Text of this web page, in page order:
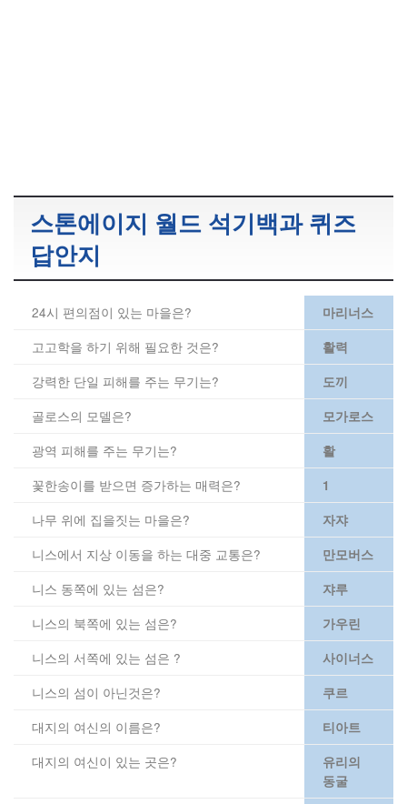
스톤에이지 월드 석기백과 퀴즈
답안지
24시 편의점이 있는 마을은? 마리너스
고고학을 하기 위해 필요한 것은? 활력
강력한 단일 피해를 주는 무기는? 도끼
골로스의 모델은? 모가로스
광역 피해를 주는 무기는? 활
꽃한송이를 받으면 증가하는 매력은? 1
나무 위에 집을짓는 마을은? 자쟈
니스에서 지상 이동을 하는 대중 교통은? 만모버스
니스 동쪽에 있는 섬은? 쟈루
니스의 북쪽에 있는 섬은? 가우린
니스의 서쪽에 있는 섬은 ? 사이너스
니스의 섬이 아닌것은? 쿠르
대지의 여신의 이름은? 티아트
대지의 여신이 있는 곳은?
유리의
동굴